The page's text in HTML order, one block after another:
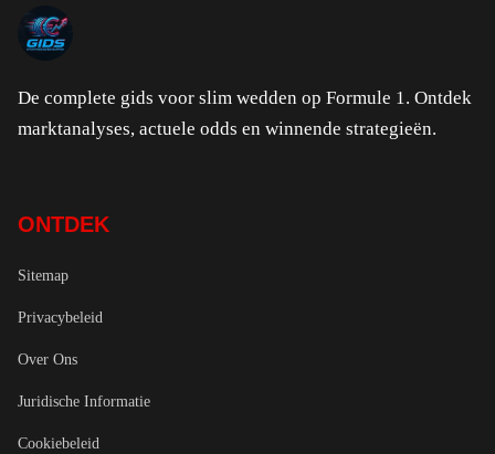
De complete gids voor slim wedden op Formule 1. Ontdek
marktanalyses, actuele odds en winnende strategieën.
ONTDEK
Sitemap
Privacybeleid
Over Ons
Juridische Informatie
Cookiebeleid